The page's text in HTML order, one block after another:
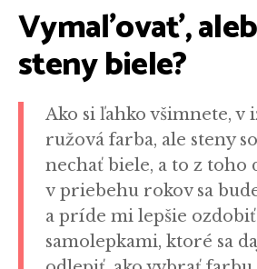
Vymaľovať,
steny biele?
Ako si ľahko všimnete, v
ružová farba, ale steny
nechať biele, a to z toho
v priebehu rokov sa
a príde mi lepšie
samolepkami, ktoré sa